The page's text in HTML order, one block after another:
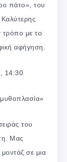
πάτο», του
τρόπο με το
αφήγηση.
14:30
τoυ
Μας
σε μια